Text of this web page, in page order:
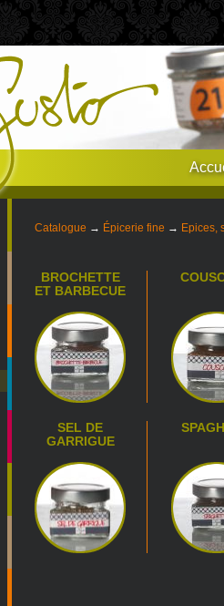
Catalogue → Épicerie fine → Epices,
BROCHETTE
ET BARBECUE
SEL DE
GARRIGUE